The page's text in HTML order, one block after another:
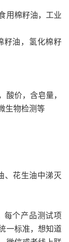
棉籽油，工业
油，氢化棉籽
价，含皂量，
生物检测等
花生油中涕灭
个产品测试项
一标准，想知道